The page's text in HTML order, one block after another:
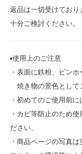
返品は一切受けており
十分ご検討ください。
▪️使用上のご注意
・表面に鉄粉、ピン
焼き物の景色として
・初めてのご使用前
・カビ等防止のため
ださい。
・商品ページの写真